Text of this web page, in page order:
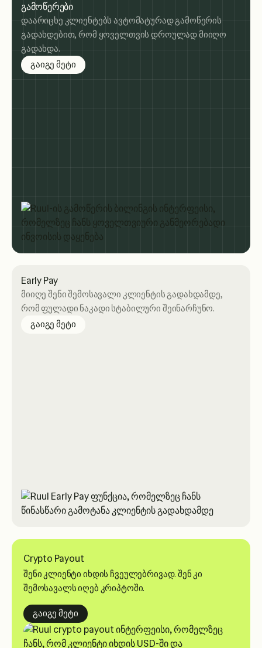
გამოწერები
დაარიცხე კლიენტებს ავტომატურად გამოწერის
გადახდებით, რომ ყოველთვის დროულად მიიღო
გადახდა.
გაიგე მეტიabout subscription billing
Early Pay
მიიღე შენი შემოსავალი კლიენტის გადახდამდე,
რომ ფულადი ნაკადი სტაბილური შეინარჩუნო.
გაიგე მეტიabout Early Pay
Crypto Payout
შენი კლიენტი იხდის ჩვეულებრივად. შენ კი
შემოსავალს იღებ კრიპტოში.
გაიგე მეტიabout crypto payouts